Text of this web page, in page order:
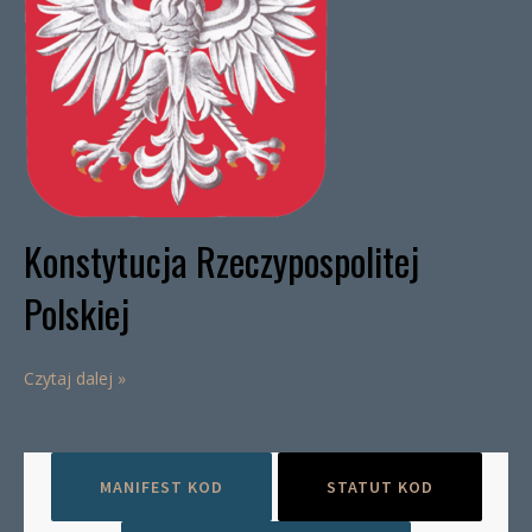
Konstytucja Rzeczypospolitej
Polskiej
Czytaj dalej »
MANIFEST KOD STATUT KOD